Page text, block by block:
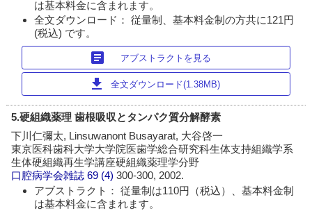
は基本料金に含まれます。
全文ダウンロード： 従量制、基本料金制の方共に121円
(税込) です。
article アブストラクトを見る
download 全文ダウンロード(1.38MB)
5.硬組織薬理 歯根吸収とタンパク質分解酵素
下川仁彌太, Linsuwanont Busayarat, 大谷啓一
東京医科歯科大学大学院医歯学総合研究科生体支持組織学系
生体硬組織再生学講座硬組織薬理学分野
口腔病学会雑誌 69 (4)300-300, 2002.
アブストラクト： 従量制は110円（税込）、基本料金制
は基本料金に含まれます。